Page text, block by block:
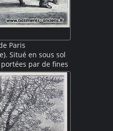
Paris
Situé en sous sol
par de fines
du XIXe siècle.
portent des
des femmes